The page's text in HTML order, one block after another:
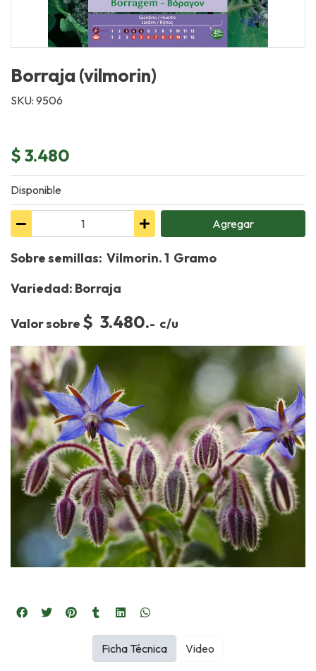
Borraja (vilmorin)
SKU: 9506
$ 3.480
Disponible
Agregar
Sobre semillas: Vilmorin. 1 Gramo
Variedad: Borraja
Valor sobre $ 3.480.- c/u
Ficha Técnica Video